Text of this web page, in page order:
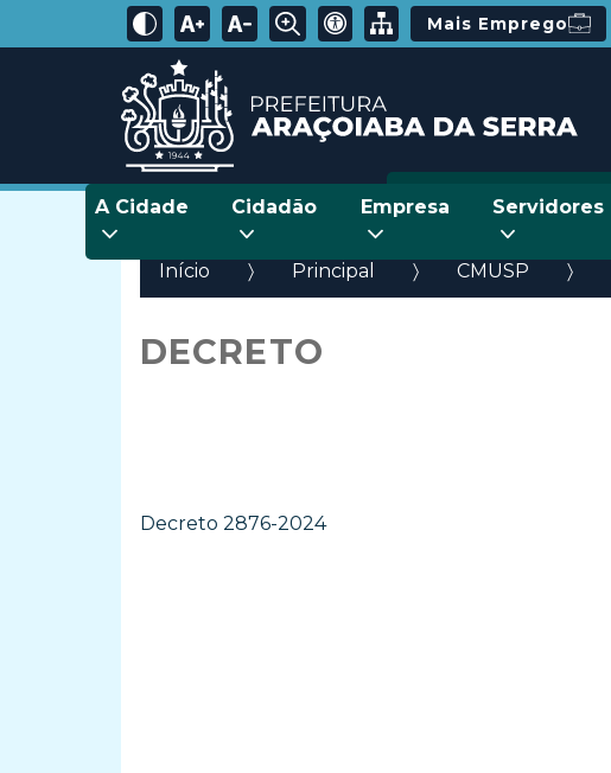
Mais Emprego
A Cidade Cidadão Empresa Servidores
Início Principal CMUSP
DECRETO
Decreto 2876-2024